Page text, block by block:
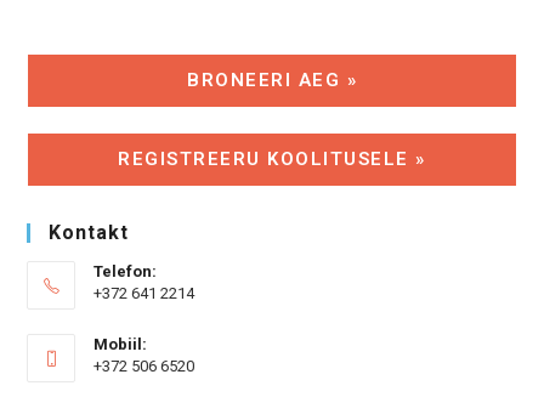
BRONEERI AEG »
REGISTREERU KOOLITUSELE »
Kontakt
Telefon:
+372 641 2214
Mobiil:
+372 506 6520